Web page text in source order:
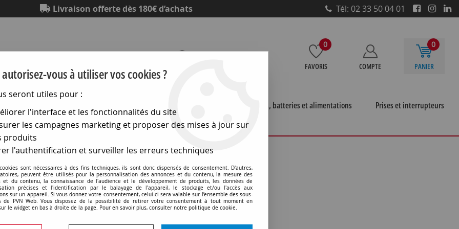
Livraison offerte dès 180€ d’achats Tél: 02 33 50 04 01
0
FAVORIS COMPTE
0
PANIER
Piles, batteries et alimentations
Prises et interrupteurs
> Suspensions Luminaires
Suspensions Luminaires
36 articles sur36
vous à utiliser vos cookies ?
seront utiles pour :
l'interface et les fonctionnalités du site
les campagnes marketing et proposer des mises à jour sur
produits
l'authentification et surveiller les erreurs techniques
sont nécessaires à des fins techniques, ils sont donc dispensés de consentement. D'autres,
peuvent être utilisés pour la personnalisation des annonces et du contenu, la mesure des
et du contenu, la connaissance de l'audience et le développement de produits, les données de
précises et l'identification par le balayage de l'appareil, le stockage et/ou l'accès aux
sur un appareil. Si vous donnez votre consentement, celui-ci sera valable sur l’ensemble des sous-
de PVN Web. Vous disposez de la possibilité de retirer votre consentement à tout moment en
le widget en bas à droite de la page. Pour en savoir plus, consulter notre politique de cookie.